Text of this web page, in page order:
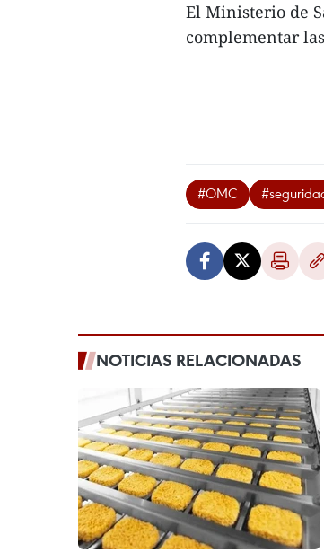
El Ministerio de
complementar
#OMC
NOTICIAS RELACIONADAS